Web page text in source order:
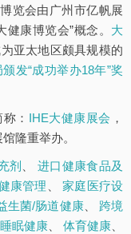
览会由广州市亿帆展
康博览会”概念。 大
为亚太地区颇具规模的
发“成功举办18年”奖
： IHE大健康展会 ，
隆重举办。
剂 、进口健康食品及
康管理 、家庭医疗设
生菌/肠道健康、 跨境
眠健康 体育健康